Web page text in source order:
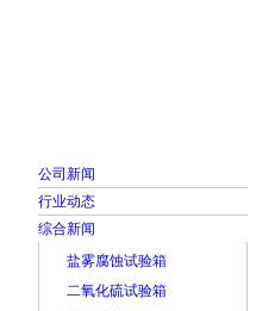
公司新闻
行业动态
综合新闻
盐雾腐蚀试验箱
二氧化硫试验箱